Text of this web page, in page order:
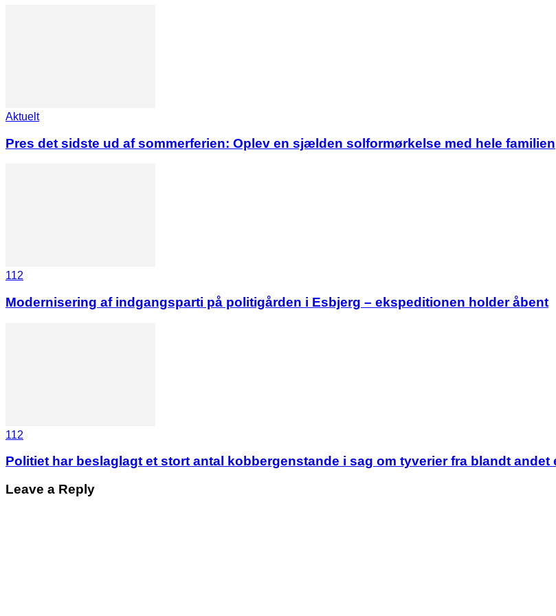
Aktuelt
Pres det sidste ud af sommerferien: Oplev en sjælden solformørkelse med hele familien
112
Modernisering af indgangsparti på politigården i Esbjerg – ekspeditionen holder åbent
112
Politiet har beslaglagt et stort antal kobbergenstande i sag om tyverier fra blandt
Leave a Reply